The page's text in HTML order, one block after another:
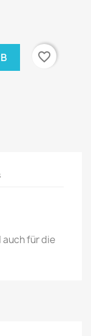
favorite_border
auch für die